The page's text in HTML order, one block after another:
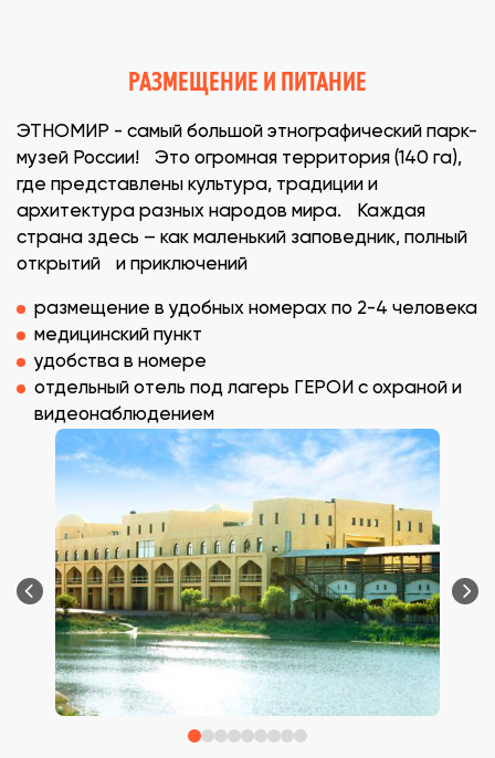
РАЗМЕЩЕНИЕ И ПИТАНИЕ
ЭТНОМИР - самый большой этнографический парк-
музей России! Это огромная территория (140 га),
где представлены культура, традиции и
архитектура разных народов мира. Каждая
страна здесь – как маленький заповедник, полный
открытий и приключений
размещение в удобных номерах по 2-4 человека
медицинский пункт
удобства в номере
отдельный отель под лагерь ГЕРОИ с охраной и
видеонаблюдением